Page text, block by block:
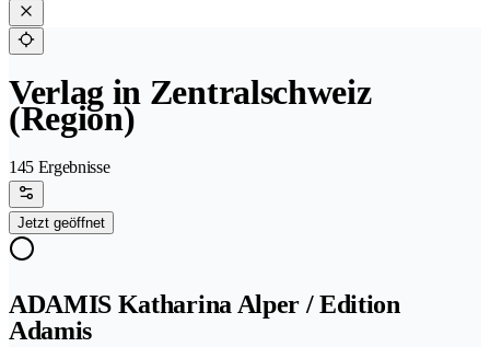
Verlag in Zentralschweiz
(Region)
145 Ergebnisse
Jetzt geöffnet
ADAMIS Katharina Alper / Edition
Adamis